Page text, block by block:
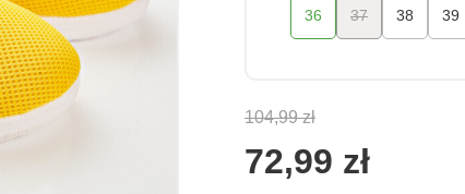
36 37 38 39
104,99 zł
72,99 zł